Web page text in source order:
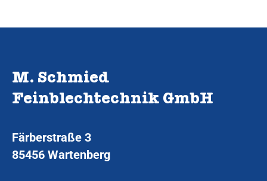
M. Schmied
Feinblechtechnik GmbH
Färberstraße 3
85456 Wartenberg